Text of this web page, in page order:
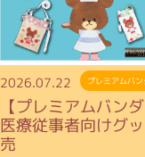
2026.07.22 プレミアムバ
【プレミアムバン
医療従事者向けグ
売